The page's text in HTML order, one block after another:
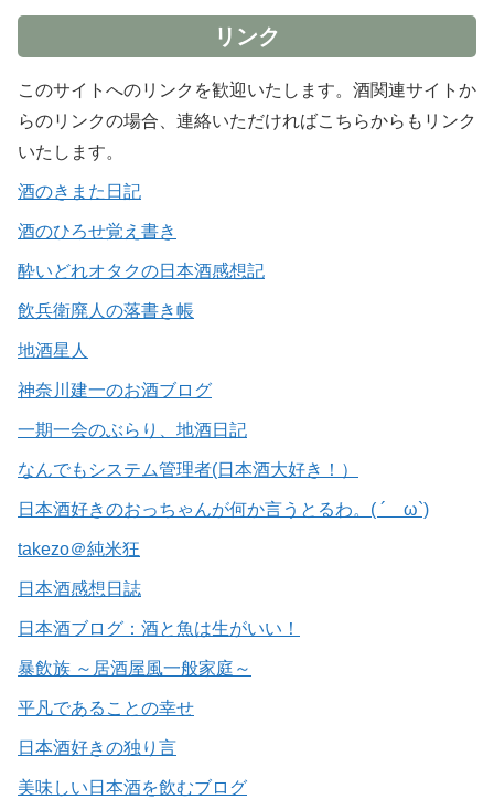
リンク
このサイトへのリンクを歓迎いたします。酒関連サイトか
らのリンクの場合、連絡いただければこちらからもリンク
いたします。
酒のきまた日記
酒のひろせ覚え書き
酔いどれオタクの日本酒感想記
飲兵衛廃人の落書き帳
地酒星人
神奈川建一のお酒ブログ
一期一会のぶらり、地酒日記
なんでもシステム管理者(日本酒大好き！）
日本酒好きのおっちゃんが何か言うとるわ。( ´ ω`)
takezo＠純米狂
日本酒感想日誌
日本酒ブログ：酒と魚は生がいい！
暴飲族 ～居酒屋風一般家庭～
平凡であることの幸せ
日本酒好きの独り言
美味しい日本酒を飲むブログ